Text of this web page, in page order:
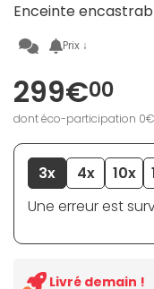
Enceinte
Prix ↓
299€00
dont éco-participation 0€
3x 4x 10x
Une erreur est
Livré demain !